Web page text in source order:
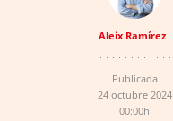
Aleix Ramírez
Publicada
24 octubre 2024
00:00h